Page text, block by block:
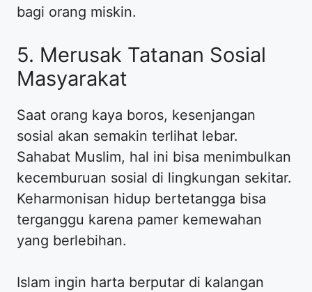
bagi orang miskin.
5. Merusak Tatanan Sosial
Masyarakat
Saat orang kaya boros, kesenjangan
sosial akan semakin terlihat lebar.
Sahabat Muslim, hal ini bisa menimbulkan
kecemburuan sosial di lingkungan sekitar.
Keharmonisan hidup bertetangga bisa
terganggu karena pamer kemewahan
yang berlebihan.
Islam ingin harta berputar di kalangan